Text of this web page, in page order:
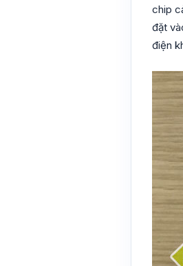
chip
đặt
điện